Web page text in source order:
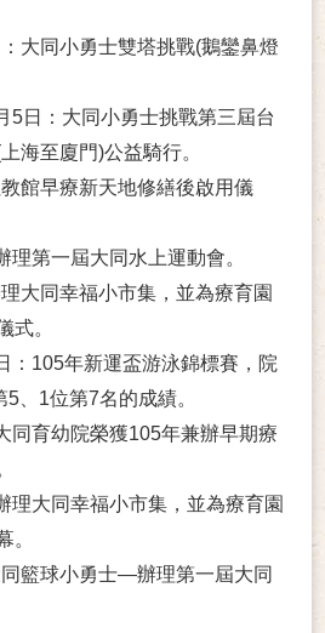
大同小勇士雙塔挑戰(鵝鑾鼻燈
5日：大同小勇士挑戰第三屆台
海至廈門)公益騎行。
館早療新天地修繕後啟用儀
理第一屆大同水上運動會。
大同幸福小市集，並為療育園
式。
：105年新運盃游泳錦標賽，院
、1位第7名的成績。
同育幼院榮獲105年兼辦早期療
理大同幸福小市集，並為療育園
。
籃球小勇士—辦理第一屆大同